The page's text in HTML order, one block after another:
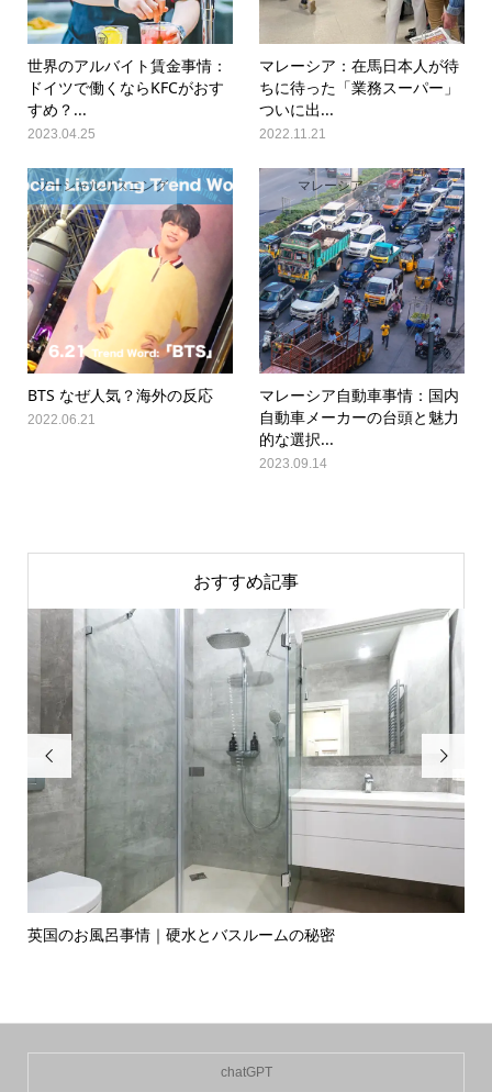
世界のアルバイト賃金事情：
ドイツで働くならKFCがおす
すめ？...
2023.04.25
マレーシア：在馬日本人が待
ちに待った「業務スーパー」
ついに出...
2022.11.21
ソーシャルリスニング
BTS なぜ人気？海外の反応
2022.06.21
マレーシア
マレーシア自動車事情：国内
自動車メーカーの台頭と魅力
的な選択...
2023.09.14
おすすめ記事

英国のお風呂事情｜硬水とバスルームの秘密

chatGPT